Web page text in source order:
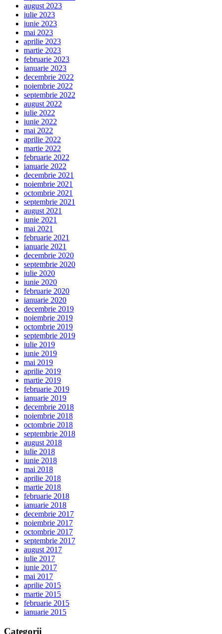
august 2023
iulie 2023
iunie 2023
mai 2023
aprilie 2023
martie 2023
februarie 2023
ianuarie 2023
decembrie 2022
noiembrie 2022
septembrie 2022
august 2022
iulie 2022
iunie 2022
mai 2022
aprilie 2022
martie 2022
februarie 2022
ianuarie 2022
decembrie 2021
noiembrie 2021
octombrie 2021
septembrie 2021
august 2021
iunie 2021
mai 2021
februarie 2021
ianuarie 2021
decembrie 2020
septembrie 2020
iulie 2020
iunie 2020
februarie 2020
ianuarie 2020
decembrie 2019
noiembrie 2019
octombrie 2019
septembrie 2019
iulie 2019
iunie 2019
mai 2019
aprilie 2019
martie 2019
februarie 2019
ianuarie 2019
decembrie 2018
noiembrie 2018
octombrie 2018
septembrie 2018
august 2018
iulie 2018
iunie 2018
mai 2018
aprilie 2018
martie 2018
februarie 2018
ianuarie 2018
decembrie 2017
noiembrie 2017
octombrie 2017
septembrie 2017
august 2017
iulie 2017
iunie 2017
mai 2017
aprilie 2015
martie 2015
februarie 2015
ianuarie 2015
Categorii